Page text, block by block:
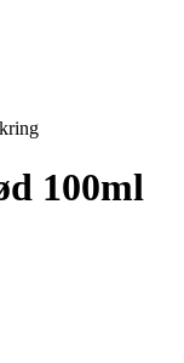
100ml